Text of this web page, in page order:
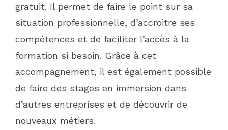
gratuit. Il permet de faire le point sur sa
situation professionnelle, d’accroitre ses
compétences et de faciliter l’accès à la
formation si besoin. Grâce à cet
accompagnement, il est également possible
de faire des stages en immersion dans
d’autres entreprises et de découvrir de
nouveaux métiers.